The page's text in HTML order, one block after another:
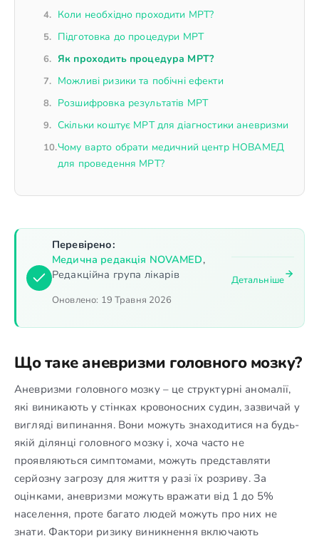
Коли необхідно проходити МРТ?
Підготовка до процедури МРТ
Як проходить процедура МРТ?
Можливі ризики та побічні ефекти
Розшифровка результатів МРТ
Скільки коштує МРТ для діагностики аневризми
Чому варто обрати медичний центр НОВАМЕД
для проведення МРТ?
Перевірено:
Медична редакція NOVAMED,
Редакційна група лікарів
Оновлено: 19 Травня 2026
Детальніше
Що таке аневризми головного мозку?
Аневризми головного мозку – це структурні аномалії,
які виникають у стінках кровоносних судин, зазвичай у
вигляді випинання. Вони можуть знаходитися на будь-
якій ділянці головного мозку і, хоча часто не
проявляються симптомами, можуть представляти
серйозну загрозу для життя у разі їх розриву. За
оцінками, аневризми можуть вражати від 1 до 5%
населення, проте багато людей можуть про них не
знати. Фактори ризику виникнення включають